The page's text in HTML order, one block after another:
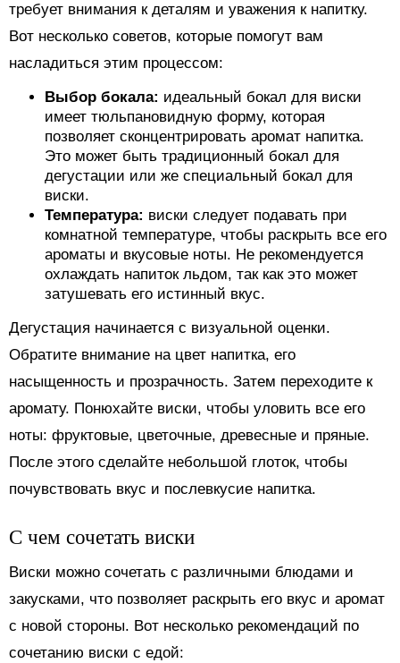
требует внимания к деталям и уважения к напитку.
Вот несколько советов, которые помогут вам
насладиться этим процессом:
Выбор бокала: идеальный бокал для виски
имеет тюльпановидную форму, которая
позволяет сконцентрировать аромат напитка.
Это может быть традиционный бокал для
дегустации или же специальный бокал для
виски.
Температура: виски следует подавать при
комнатной температуре, чтобы раскрыть все его
ароматы и вкусовые ноты. Не рекомендуется
охлаждать напиток льдом, так как это может
затушевать его истинный вкус.
Дегустация начинается с визуальной оценки.
Обратите внимание на цвет напитка, его
насыщенность и прозрачность. Затем переходите к
аромату. Понюхайте виски, чтобы уловить все его
ноты: фруктовые, цветочные, древесные и пряные.
После этого сделайте небольшой глоток, чтобы
почувствовать вкус и послевкусие напитка.
С чем сочетать виски
Виски можно сочетать с различными блюдами и
закусками, что позволяет раскрыть его вкус и аромат
с новой стороны. Вот несколько рекомендаций по
сочетанию виски с едой: